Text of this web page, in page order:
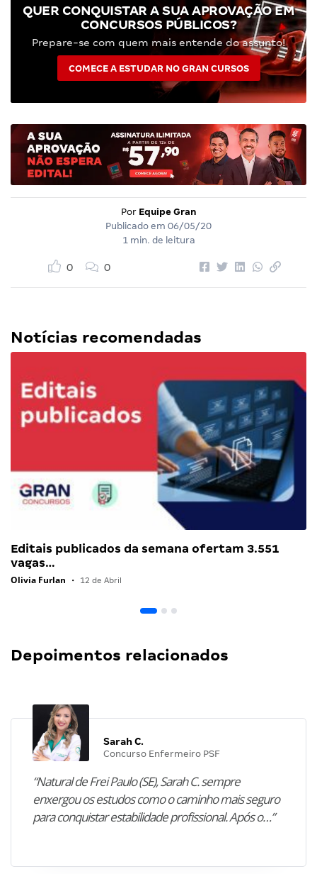
QUER CONQUISTAR A SUA APROVAÇÃO EM
CONCURSOS PÚBLICOS?
Prepare-se com quem mais entende do assunto!
COMECE A ESTUDAR NO GRAN CURSOS
Por Equipe Gran
Publicado em 06/05/20
1 min. de leitura
0 0
Notícias recomendadas
Editais publicados da semana ofertam 3.551
vagas…
Olivia Furlan • 12 de Abril
Depoimentos relacionados
Sarah C.
Concurso Enfermeiro PSF
“Natural de Frei Paulo (SE), Sarah C. sempre
enxergou os estudos como o caminho mais seguro
para conquistar estabilidade profissional. Após o…”